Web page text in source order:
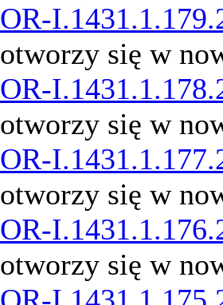
OR-
otworzy się w
OR-
otworzy się w
OR-
otworzy się w
OR-
otworzy się w